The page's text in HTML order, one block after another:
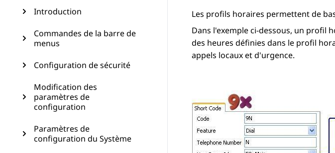
Introduction
Commandes de la barre de
menus
Configuration de sécurité
Modification des
paramètres de
configuration
Paramètres de
configuration du Système
Les profils horaires permettent de
Dans l'exemple ci-dessous, un profil
des heures définies dans le profil
appels locaux et d'urgence.